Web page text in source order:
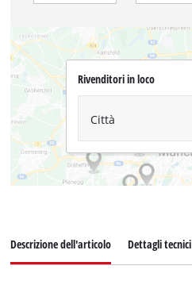
Rivenditori in loco
Città
Descrizione dell'articolo Dettagli tecnici